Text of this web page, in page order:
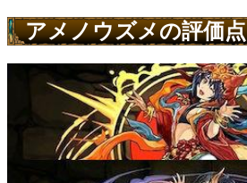
アメノウズメの評価点